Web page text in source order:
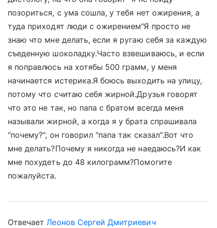
позориться, с ума сошла, у тебя нет ожирения, а
туда приходят люди с ожирением"Я просто не
знаю что мне делать, если я ругаю себя за каждую
съеденную шоколадку.Часто взвешиваюсь, и если
я поправлюсь на хотябы 500 грамм, у меня
начинается истерика.Я боюсь выходить на улицу,
потому что считаю себя жирной.Друзья говорят
что это не так, но папа с братом всегда меня
называли жирной, а когда я у брата спрашивала
"почему?", он говорил "папа так сказал".Вот что
мне делать?Почему я никогда не наедаюсь?И как
мне похудеть до 48 килограмм?Помогите
пожалуйста.
ОтвечаетЛеонов Сергей Дмитриевич